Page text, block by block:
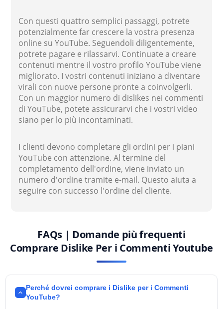
Con questi quattro semplici passaggi, potrete
potenzialmente far crescere la vostra presenza
online su YouTube. Seguendoli diligentemente,
potrete pagare e rilassarvi. Continuate a creare
contenuti mentre il vostro profilo YouTube viene
migliorato. I vostri contenuti iniziano a diventare
virali con nuove persone pronte a coinvolgerli.
Con un maggior numero di dislikes nei commenti
di YouTube, potete assicurarvi che i vostri video
siano per lo più incontaminati.
I clienti devono completare gli ordini per i piani
YouTube con attenzione. Al termine del
completamento dell'ordine, viene inviato un
numero d'ordine tramite e-mail. Questo aiuta a
seguire con successo l'ordine del cliente.
FAQs | Domande più frequenti
Comprare Dislike Per i Commenti Youtube
Perché dovrei comprare i Dislike per i Commenti
YouTube?